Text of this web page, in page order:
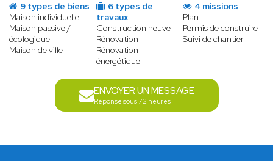
9 types de biens
Maison individuelle
Maison passive /
écologique
Maison de ville
6 types de
travaux
Construction neuve
Rénovation
Rénovation
énergétique
4 missions
Plan
Permis de construire
Suivi de chantier
ENVOYER UN MESSAGE
Réponse sous 72 heures